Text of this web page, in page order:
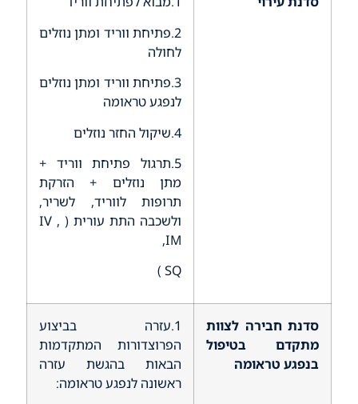
2.פתיחת ווריד ומתן נוזלים
לחולה
3.פתיחת ווריד ומתן נוזלים
לנפגע טראומה
4.שיקול החזר נוזלים
5.תרגול פתיחת ווריד +
מתן נוזלים + הזרקת
תרופות לווריד, לשריר,
ולשכבה התת עורית ( IV ,
IM,
SQ )
סדנת חבירה לצוות
מתקדם בטיפול
בנפגע טראומה
1.עזרה בביצוע
הפרוצדורות המתקדמות
הבאות בהגשת עזרה
ראשונה לנפגע טראומה: